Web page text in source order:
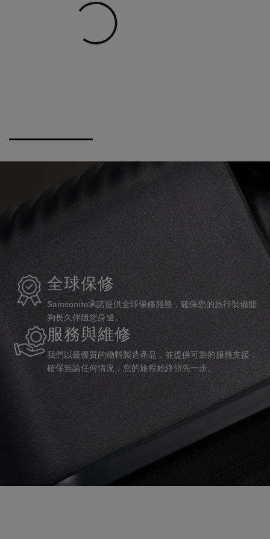
全球保修
Samsonite承諾提供全球保修服務，確保您的旅行裝備能
夠長久伴隨您身邊。
服務與維修
我們以最優質的物料製造產品，並提供可靠的服務支援，
確保無論任何情況，您的旅程始終領先一步。